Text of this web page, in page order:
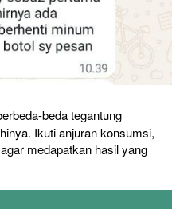
beda tegantung
Ikuti anjuran konsumsi,
medapatkan hasil yang